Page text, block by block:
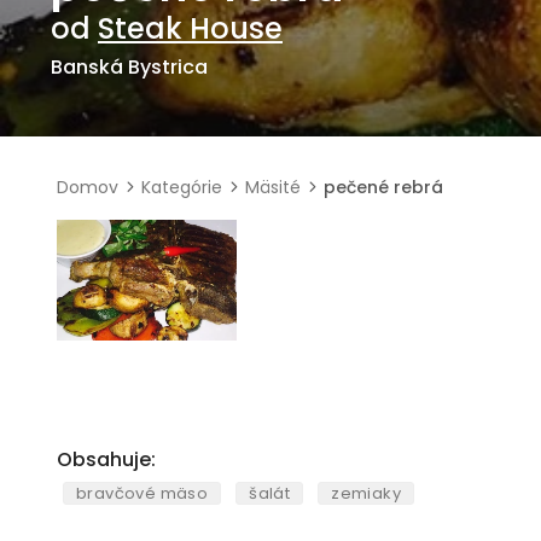
od Steak House
Banská Bystrica
Domov Kategórie Mäsité pečené rebrá
Obsahuje:
bravčové mäso šalát zemiaky